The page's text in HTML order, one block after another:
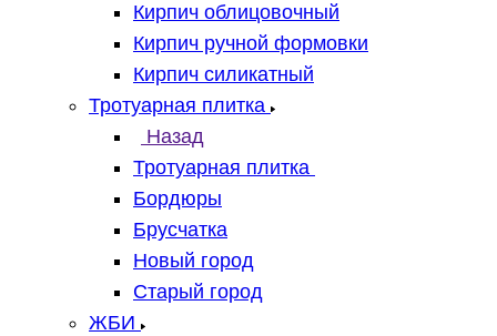
Кирпич облицовочный
Кирпич ручной формовки
Кирпич силикатный
Тротуарная плитка
Назад
Тротуарная плитка
Бордюры
Брусчатка
Новый город
Старый город
ЖБИ